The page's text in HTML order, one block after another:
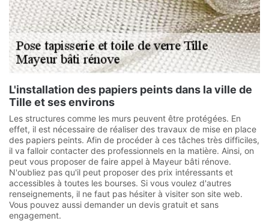
L'installation des papiers peints dans la ville de
Tille et ses environs
Les structures comme les murs peuvent être protégées. En
effet, il est nécessaire de réaliser des travaux de mise en place
des papiers peints. Afin de procéder à ces tâches très difficiles,
il va falloir contacter des professionnels en la matière. Ainsi, on
peut vous proposer de faire appel à Mayeur bâti rénove.
N'oubliez pas qu'il peut proposer des prix intéressants et
accessibles à toutes les bourses. Si vous voulez d'autres
renseignements, il ne faut pas hésiter à visiter son site web.
Vous pouvez aussi demander un devis gratuit et sans
engagement.